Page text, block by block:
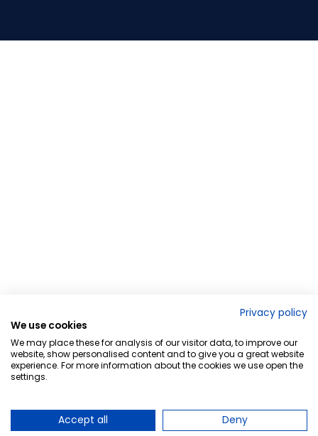
Privacy policy
We use cookies
We may place these for analysis of our visitor data, to improve our
website, show personalised content and to give you a great website
experience. For more information about the cookies we use open the
settings.
Accept all Deny